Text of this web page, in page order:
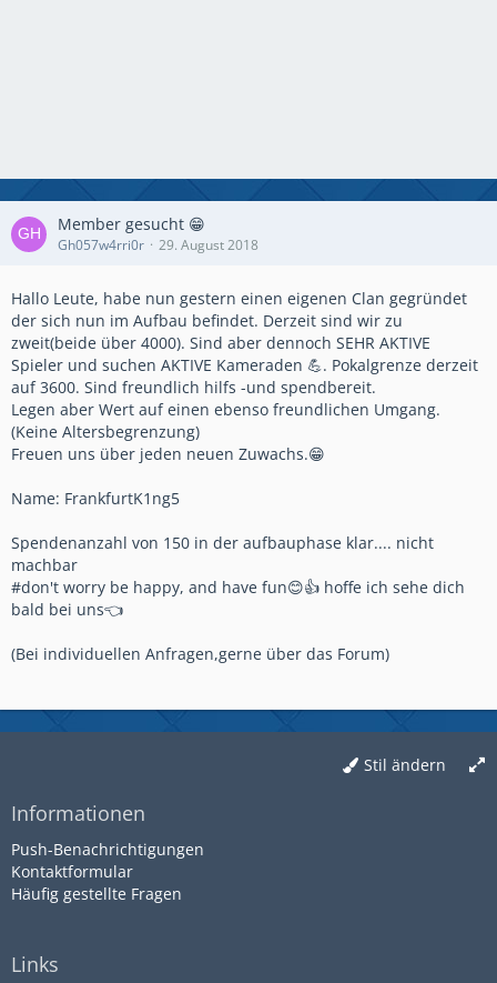
Member gesucht 😁
Gh057w4rri0r 29. August 2018
Hallo Leute, habe nun gestern einen eigenen Clan gegründet
der sich nun im Aufbau befindet. Derzeit sind wir zu
zweit(beide über 4000). Sind aber dennoch SEHR AKTIVE
Spieler und suchen AKTIVE Kameraden 💪. Pokalgrenze derzeit
auf 3600. Sind freundlich hilfs -und spendbereit.
Legen aber Wert auf einen ebenso freundlichen Umgang.
(Keine Altersbegrenzung)
Freuen uns über jeden neuen Zuwachs.😁
Name: FrankfurtK1ng5
Spendenanzahl von 150 in der aufbauphase klar.... nicht
machbar
#don't worry be happy, and have fun😊👍 hoffe ich sehe dich
bald bei uns👈
(Bei individuellen Anfragen,gerne über das Forum)
Stil ändern
Informationen
Push-Benachrichtigungen
Kontaktformular
Häufig gestellte Fragen
Links